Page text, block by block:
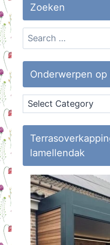
Zoeken
Search
for:
Onderwerpen
Onderwerpen
op
Huisvlijt
lamellendak